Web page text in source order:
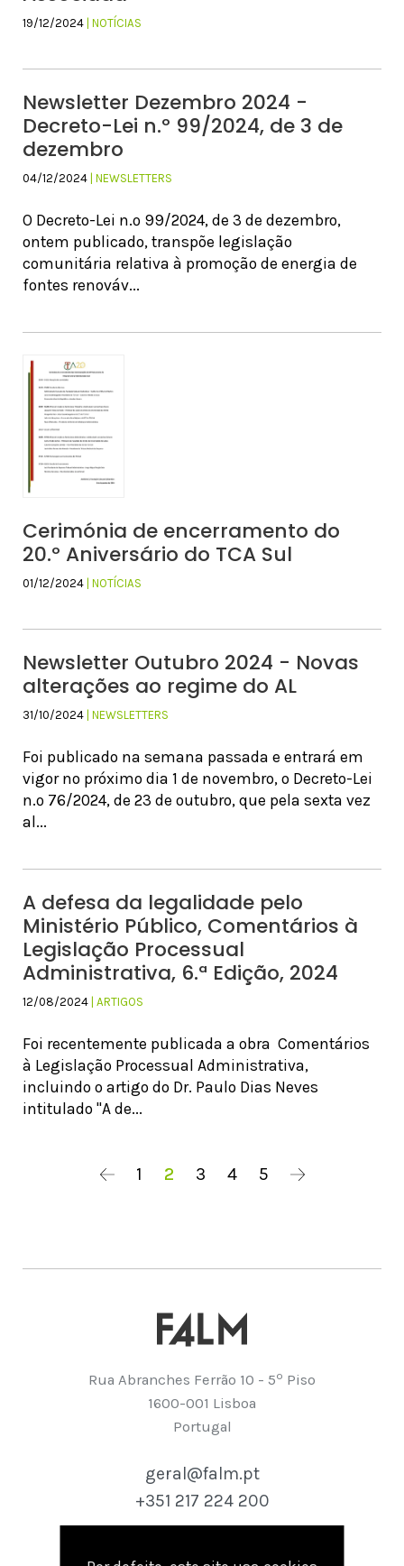
19/12/2024 | NOTÍCIAS
Newsletter Dezembro 2024 -
Decreto-Lei n.º 99/2024, de 3 de
dezembro
04/12/2024 | NEWSLETTERS
O Decreto-Lei n.º 99/2024, de 3 de dezembro,
ontem publicado, transpõe legislação
comunitária relativa à promoção de energia de
fontes renováv...
Cerimónia de encerramento do
20.º Aniversário do TCA Sul
01/12/2024 | NOTÍCIAS
Newsletter Outubro 2024 - Novas
alterações ao regime do AL
31/10/2024 | NEWSLETTERS
Foi publicado na semana passada e entrará em
vigor no próximo dia 1 de novembro, o Decreto-Lei
n.º 76/2024, de 23 de outubro, que pela sexta vez
al...
A defesa da legalidade pelo
Ministério Público, Comentários à
Legislação Processual
Administrativa, 6.ª Edição, 2024
12/08/2024 | ARTIGOS
Foi recentemente publicada a obra Comentários
à Legislação Processual Administrativa,
incluindo o artigo do Dr. Paulo Dias Neves
intitulado "A de...
1 2 3 4 5
Rua Abranches Ferrão 10 - 5º Piso
1600-001 Lisboa
Portugal
geral@falm.pt
+351 217 224 200